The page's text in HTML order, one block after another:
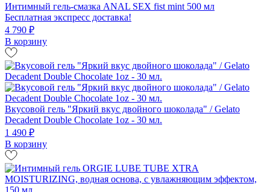
Интимный гель-смазка ANAL SEX fist mint 500 мл
Бесплатная экспресс доставка!
4 790 ₽
В корзину
Вкусовой гель "Яркий вкус двойного шоколада" / Gelato
Decadent Double Chocolate 1oz - 30 мл.
1 490 ₽
В корзину